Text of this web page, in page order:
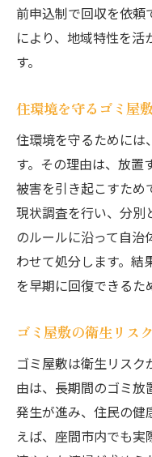
ゴミ屋敷片
介
説
プロに任せ
信頼できるゴミ
ゴミ屋敷に
ゴミ回収業
評判や口コ
法
ント
見積もり内
断
粗大ゴミ回
点
前申込制で回収を依頼
により、地域特性を活
す。
住環境を守るゴミ屋
住環境を守るためには
す。その理由は、放置
被害を引き起こすため
現状調査を行い、分別
のルールに沿って自治
わせて処分します。結
を早期に回復できるた
ゴミ屋敷の衛生リス
ゴミ屋敷は衛生リス
由は、長期間のゴミ放
発生が進み、住民の健
えば、座間市内でも実